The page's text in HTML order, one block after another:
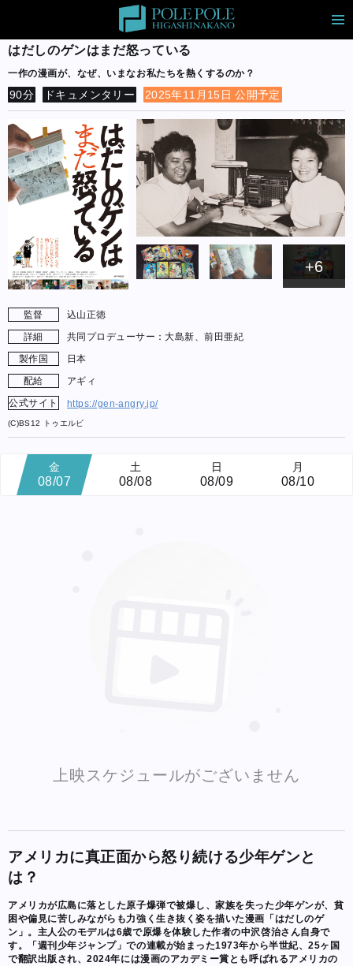
はだしのゲンはまだ怒っている
一作の漫画が、なぜ、いまなお私たちを熱くするのか？
90分 ドキュメンタリー 2025年11月15日 公開予定
+6
監督
込山正徳
詳細
共同プロデューサー：大島新、前田亜紀
製作国
日本
配給
アギィ
公式サイト
https://gen-angry.jp/
(C)BS12 トゥエルビ
金
08/07
土
08/08
日
08/09
月
08/10
上映スケジュールがございません
アメリカに真正面から怒り続ける少年ゲンと
は？
アメリカが広島に落とした原子爆弾で被爆し、家族を失った少年ゲンが、貧
困や偏見に苦しみながらも力強く生き抜く姿を描いた漫画「はだしのゲ
ン」。主人公のモデルは6歳で原爆を体験した作者の中沢啓治さん自身で
す。「週刊少年ジャンプ」での連載が始まった1973年から半世紀、25ヶ国
で翻訳出版され、2024年には漫画のアカデミー賞とも呼ばれるアメリカの